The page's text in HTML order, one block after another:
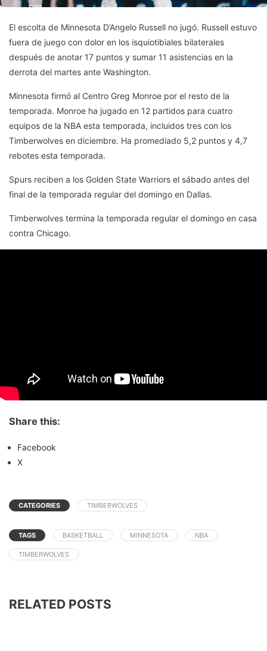
El escolta de Minnesota D’Angelo Russell no jugó. Russell estuvo
fuera de juego con dolor en los isquiotibiales bilaterales
después de anotar 17 puntos y sumar 11 asistencias en la
derrota del martes ante Washington.
Minnesota firmó al Centro Greg Monroe por el resto de la
temporada. Monroe ha jugado en 12 partidos para cuatro
equipos de la NBA esta temporada, incluidos tres con los
Timberwolves en diciembre. Ha promediado 5,2 puntos y 4,7
rebotes esta temporada.
Spurs reciben a los Golden State Warriors el sábado antes del
final de la temporada regular del domingo en Dallas.
Timberwolves termina la temporada regular el domingo en casa
contra Chicago.
Share this:
Facebook
X
CATEGORIES TIMBERWOLVES
TAGS BASKETBALL MINNESOTA NBA
TIMBERWOLVES
RELATED POSTS